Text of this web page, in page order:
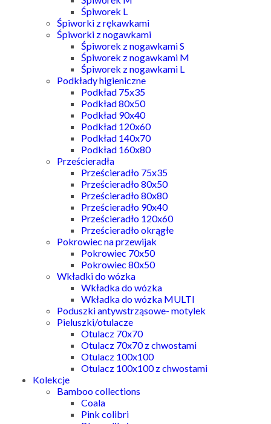
Śpiworek L
Śpiworki z rękawkami
Śpiworki z nogawkami
Śpiworek z nogawkami S
Śpiworek z nogawkami M
Śpiworek z nogawkami L
Podkłady higieniczne
Podkład 75x35
Podkład 80x50
Podkład 90x40
Podkład 120x60
Podkład 140x70
Podkład 160x80
Prześcieradła
Prześcieradło 75x35
Prześcieradło 80x50
Prześcieradło 80x80
Prześcieradło 90x40
Prześcieradło 120x60
Prześcieradło okrągłe
Pokrowiec na przewijak
Pokrowiec 70x50
Pokrowiec 80x50
Wkładki do wózka
Wkładka do wózka
Wkładka do wózka MULTI
Poduszki antywstrząsowe- motylek
Pieluszki/otulacze
Otulacz 70x70
Otulacz 70x70 z chwostami
Otulacz 100x100
Otulacz 100x100 z chwostami
Kolekcje
Bamboo collections
Coala
Pink colibri